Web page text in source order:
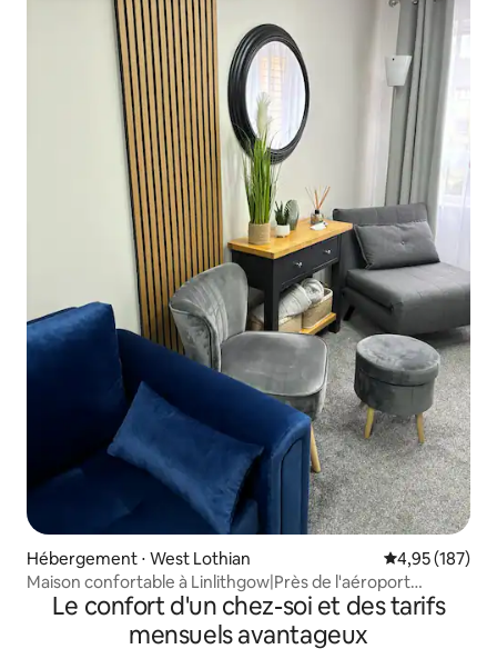
Hébergement ⋅ West Lothian Évaluation
4,95 (187)
Maison confortable à Linlithgow|Près de l'aéroport
d'Édimbourg|Parking gratuit
Le confort d'un chez-soi et des tarifs
mensuels avantageux